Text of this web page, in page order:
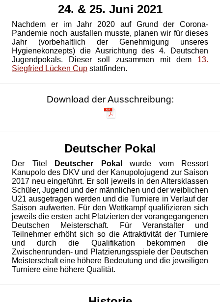
24. & 25. Juni 2021
Nachdem er im Jahr 2020 auf Grund der Corona-
Pandemie noch ausfallen musste, planen wir für dieses
Jahr (vorbehaltlich der Genehmigung unseres
Hygienekonzepts) die Ausrichtung des 4. Deutschen
Jugendpokals. Dieser soll zusammen mit dem 13.
Siegfried Lücken Cup stattfinden.
Download der Ausschreibung:
Deutscher Pokal
Der Titel Deutscher Pokal
wurde vom Ressort
Kanupolo des DKV und der Kanupolojugend zur Saison
2017 neu eingeführt. Er soll jeweils in den Altersklassen
Schüler, Jugend und der männlichen und der weiblichen
U21 ausgetragen werden und die Turniere in Verlauf der
Saison aufwerten. Für den Wettkampf qualifizieren sich
jeweils die ersten acht Platzierten der vorangegangenen
Deutschen Meisterschaft. Für Veranstalter und
Teilnehmer erhöht sich so die Attraktivität der Turniere
und durch die Qualifikation bekommen die
Zwischenrunden- und Platzierungsspiele der Deutschen
Meisterschaft eine höhere Bedeutung und die jeweiligen
Turniere eine höhere Qualität.